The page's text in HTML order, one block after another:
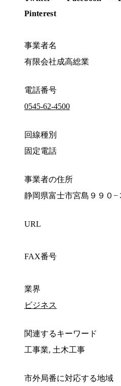
Pinterest
事業者名
有限会社成高総業
電話番号
0545-62-4500
回線種別
固定電話
事業者の住所
静岡県富士市宮島９９０−
URL
FAX番号
業界
ビジネス
関連するキーワード
工事業, 土木工事
市外局番に対応する地域